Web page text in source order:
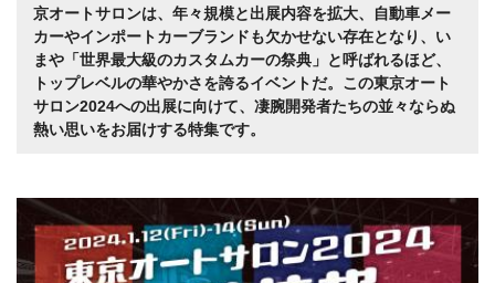
京オートサロンは、年々規模と出展内容を拡大、自動車メー
カーやインポートカーブランドも欠かせない存在となり、い
まや「世界最大級のカスタムカーの祭典」と呼ばれるほど、
トップレベルの華やかさを誇るイベントだ。この東京オート
サロン2024への出展に向けて、凄腕開発者たちの並々ならぬ
熱い思いをお届けする特集です。